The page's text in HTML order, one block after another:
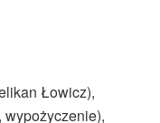
Łowicz),